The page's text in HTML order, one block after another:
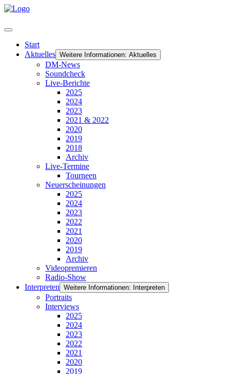
Start
Aktuelles Weitere Informationen: Aktuelles
DM-News
Soundcheck
Live-Berichte
2025
2024
2023
2021 & 2022
2020
2019
2018
Archiv
Live-Termine
Tourneen
Neuerscheinungen
2025
2024
2023
2022
2021
2020
2019
Archiv
Videopremieren
Radio-Show
Interpreten Weitere Informationen: Interpreten
Portraits
Interviews
2025
2024
2023
2022
2021
2020
2019